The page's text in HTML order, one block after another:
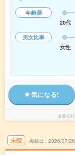
年齢層
20代
男女比率
女性
気になる!
派遣会社
未読 掲載日 2026/07/26